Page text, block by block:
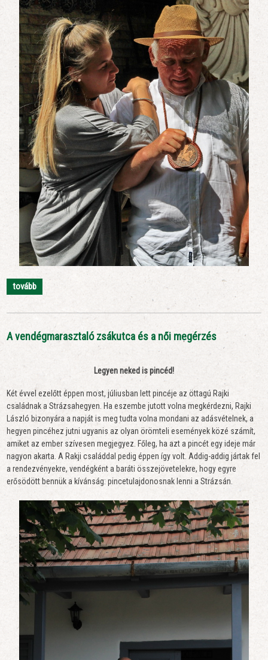
tovább
A vendégmarasztaló zsákutca és a női megérzés
Legyen neked is pincéd!
Két évvel ezelőtt éppen most, júliusban lett pincéje az öttagú Rajki
családnak a Strázsahegyen. Ha eszembe jutott volna megkérdezni, Rajki
László bizonyára a napját is meg tudta volna mondani az adásvételnek, a
hegyen pincéhez jutni ugyanis az olyan örömteli események közé számít,
amiket az ember szívesen megjegyez. Főleg, ha azt a pincét egy ideje már
nagyon akarta. A Rakji családdal pedig éppen így volt. Addig-addig jártak fel
a rendezvényekre, vendégként a baráti összejövetelekre, hogy egyre
erősödött bennük a kívánság: pincetulajdonosnak lenni a Strázsán.